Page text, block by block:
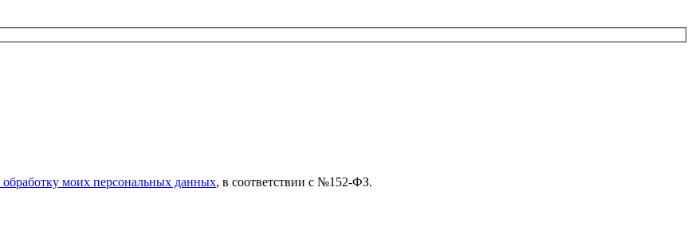
обработку моих персональных данных, в соответствии с №152-ФЗ.